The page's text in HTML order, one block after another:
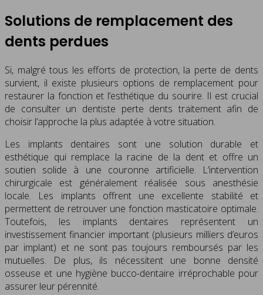
Solutions de remplacement des
dents perdues
Si, malgré tous les efforts de protection, la perte de dents
survient, il existe plusieurs options de remplacement pour
restaurer la fonction et l’esthétique du sourire. Il est crucial
de consulter un dentiste perte dents traitement afin de
choisir l’approche la plus adaptée à votre situation.
Les implants dentaires sont une solution durable et
esthétique qui remplace la racine de la dent et offre un
soutien solide à une couronne artificielle. L’intervention
chirurgicale est généralement réalisée sous anesthésie
locale. Les implants offrent une excellente stabilité et
permettent de retrouver une fonction masticatoire optimale.
Toutefois, les implants dentaires représentent un
investissement financier important (plusieurs milliers d’euros
par implant) et ne sont pas toujours remboursés par les
mutuelles. De plus, ils nécessitent une bonne densité
osseuse et une hygiène bucco-dentaire irréprochable pour
assurer leur pérennité.